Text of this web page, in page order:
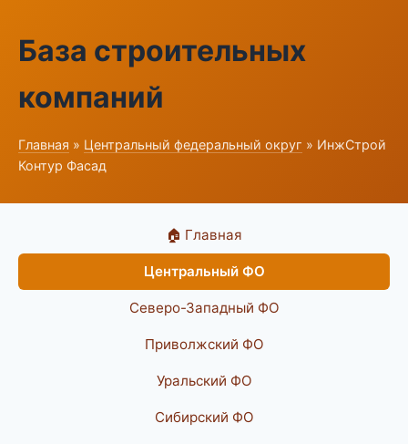
База строительных
компаний
Главная » Центральный федеральный округ » ИнжСтрой
Контур Фасад
🏠 Главная
Центральный ФО
Северо-Западный ФО
Приволжский ФО
Уральский ФО
Сибирский ФО